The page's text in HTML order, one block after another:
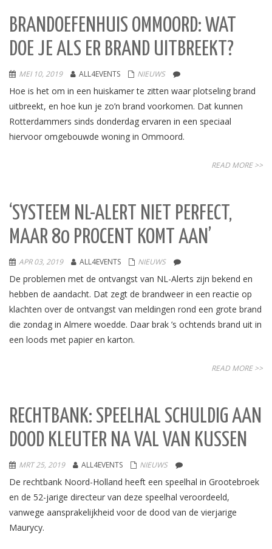
BRANDOEFENHUIS OMMOORD: WAT
DOE JE ALS ER BRAND UITBREEKT?
MEI 10, 2019 ALL4EVENTS NIEUWS
Hoe is het om in een huiskamer te zitten waar plotseling brand
uitbreekt, en hoe kun je zo’n brand voorkomen. Dat kunnen
Rotterdammers sinds donderdag ervaren in een speciaal
hiervoor omgebouwde woning in Ommoord.
READ MORE >>
‘SYSTEEM NL-ALERT NIET PERFECT,
MAAR 80 PROCENT KOMT AAN’
APR 03, 2019 ALL4EVENTS NIEUWS
De problemen met de ontvangst van NL-Alerts zijn bekend en
hebben de aandacht. Dat zegt de brandweer in een reactie op
klachten over de ontvangst van meldingen rond een grote brand
die zondag in Almere woedde. Daar brak ’s ochtends brand uit in
een loods met papier en karton.
READ MORE >>
RECHTBANK: SPEELHAL SCHULDIG AAN
DOOD KLEUTER NA VAL VAN KUSSEN
MRT 25, 2019 ALL4EVENTS NIEUWS
De rechtbank Noord-Holland heeft een speelhal in Grootebroek
en de 52-jarige directeur van deze speelhal veroordeeld,
vanwege aansprakelijkheid voor de dood van de vierjarige
Maurycy.